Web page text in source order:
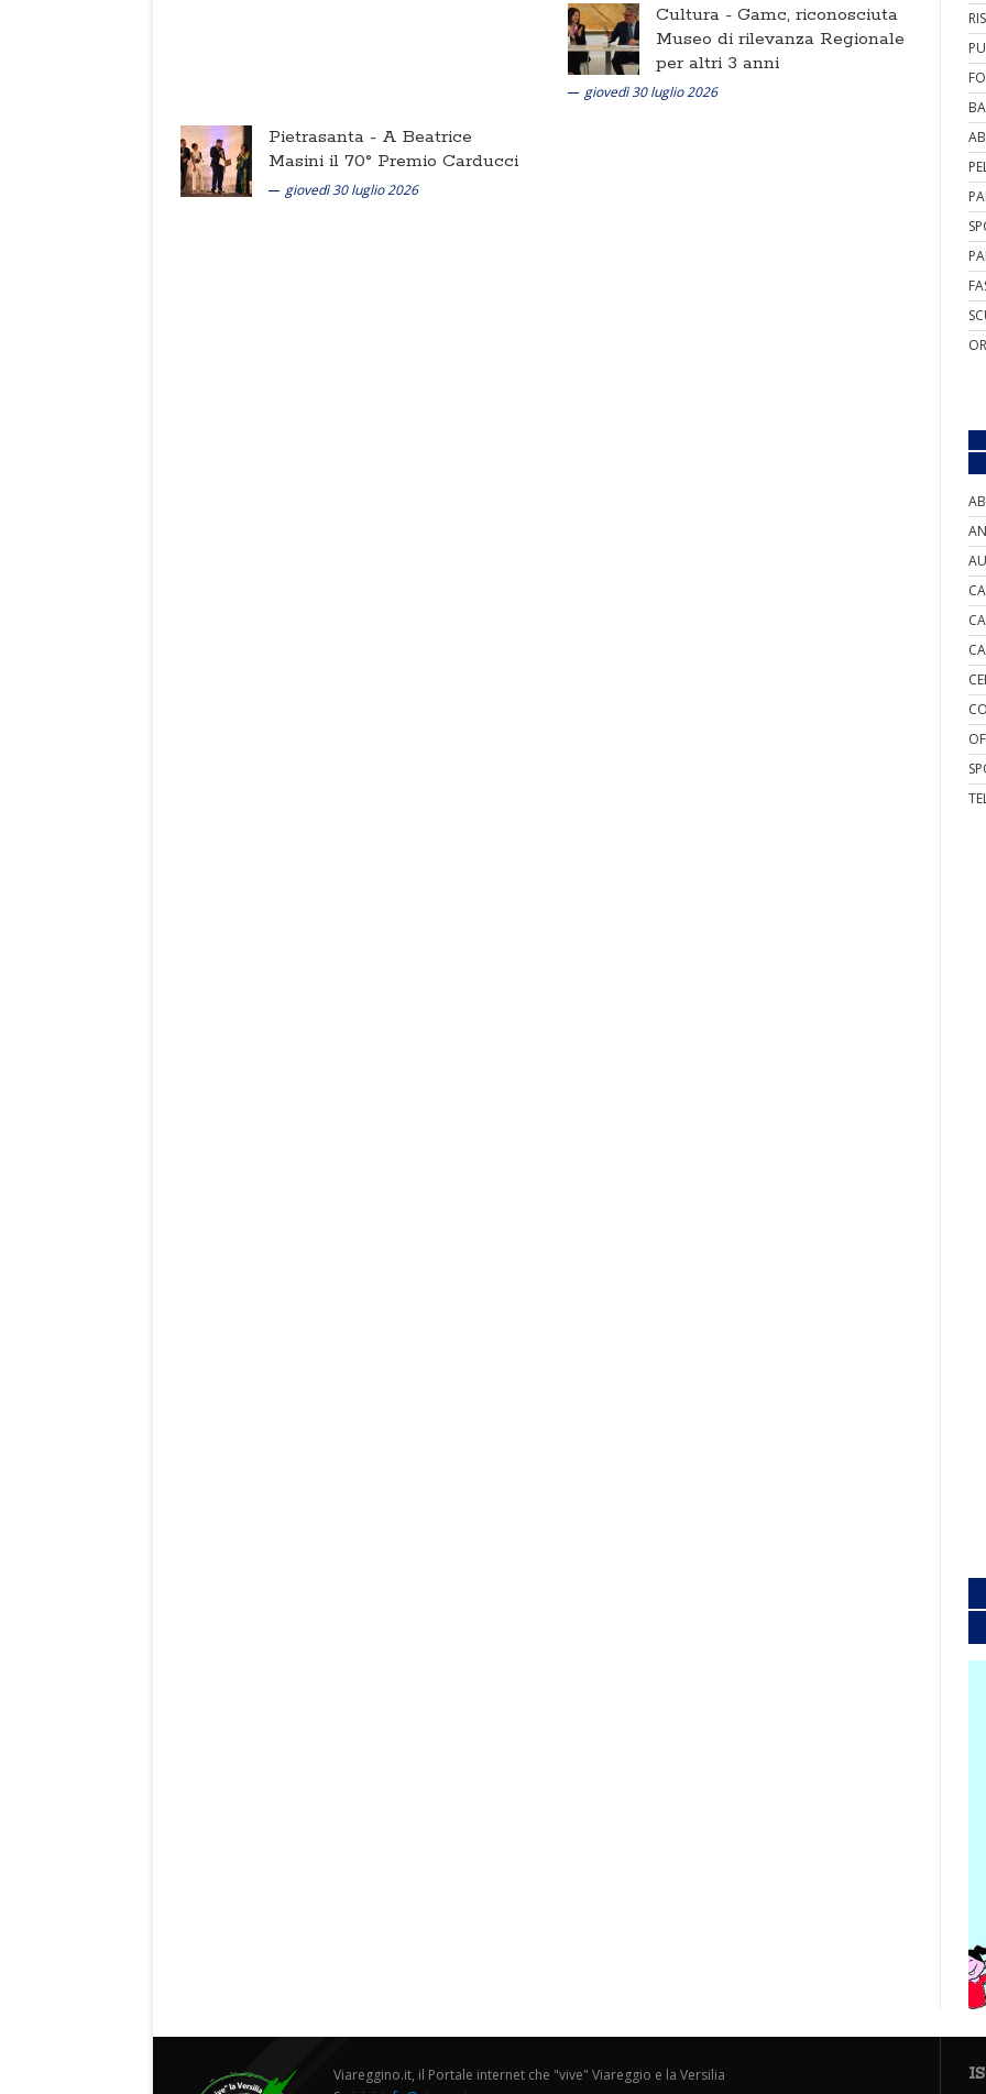
Cultura - Gamc, riconosciuta
Museo di rilevanza Regionale
per altri 3 anni
giovedì 30 luglio 2026
Pietrasanta - A Beatrice
Masini il 70° Premio Carducci
giovedì 30 luglio 2026
Viareggino.it, il Portale internet che "vive" Viareggio e la Versilia